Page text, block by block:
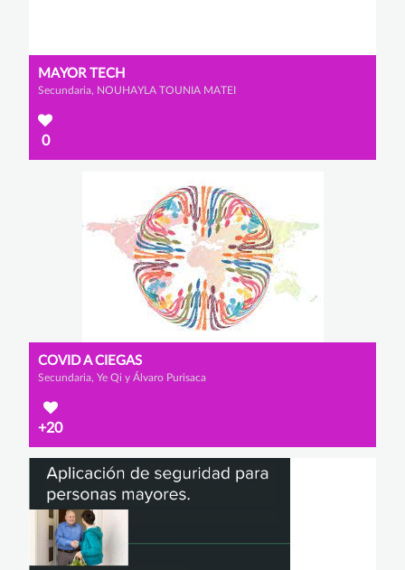
MAYOR TECH
Secundaria, NOUHAYLA TOUNIA MATEI
0
COVID A CIEGAS
Secundaria, Ye Qi y Álvaro Purisaca
+20